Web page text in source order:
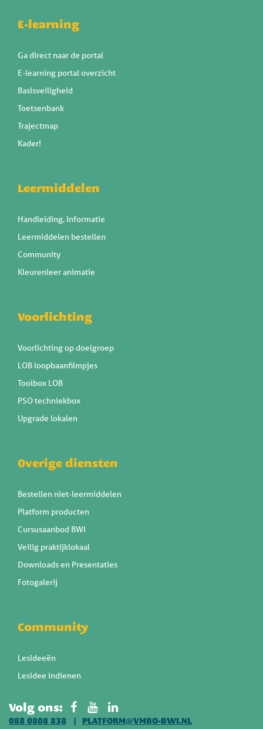
E-learning
Ga direct naar de portal
E-learning portal overzicht
Basisveiligheid
Toetsenbank
Trajectmap
Kader!
Leermiddelen
Handleiding, Informatie
Leermiddelen bestellen
Community
Kleurenleer animatie
Voorlichting
Voorlichting op doelgroep
LOB loopbaanfilmpjes
Toolbox LOB
PSO techniekbox
Upgrade lokalen
Overige diensten
Bestellen niet-leermiddelen
Platform producten
Cursusaanbod BWI
Veilig praktijklokaal
Downloads en Presentaties
Fotogalerij
Community
Lesideeën
Lesidee indienen
Volg ons:
088 0808 838
PLATFORM@VMBO-BWI.NL